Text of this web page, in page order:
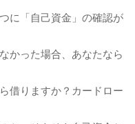
に「自己資金」の確認が
かった場合、あなたなら
借りますか？カードロー